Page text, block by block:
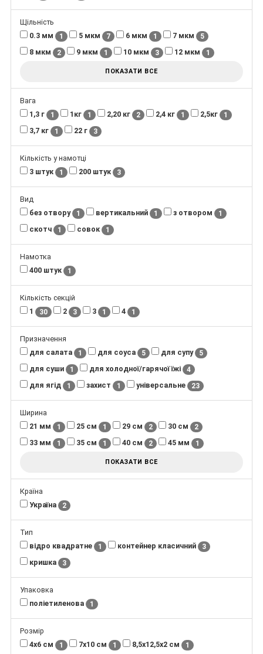
Щільність
0.3 мм
1 5 мкм 7 6 мкм 1 7 мкм 5
8 мкм 2 9 мкм 1 10 мкм 3 12 мкм 1
ПОКАЗАТИ ВСЕ
Вага
1,3 г
1 1кг 1 2,20 кг 2 2,4 кг 1 2,5кг 1
3,7 кг 1 22 г 3
Кількість у намотці
3 штук
1 200 штук 3
Вид
без отвору
1 вертикальний 1 з отвором 1
скотч 1 совок 1
Намотка
400 штук
1
Кількість секцій
1
30 2 3 3 1 4 1
Призначення
для салата
1 для соуса 5 для супу 5
для суши 1 для холодної/гарячої їжі 4
для ягід 1 захист 1 універсальне 23
Ширина
21 мм
1 25 см 1 29 см 2 30 см 2
33 мм 1 35 см 1 40 см 2 45 мм 1
ПОКАЗАТИ ВСЕ
Країна
Україна
2
Тип
відро квадратне
1 контейнер класичний 3
кришка 3
Упаковка
поліетиленова
1
Розмір
4х6 см
1 7х10 см 1 8,5х12,5х2 см 1